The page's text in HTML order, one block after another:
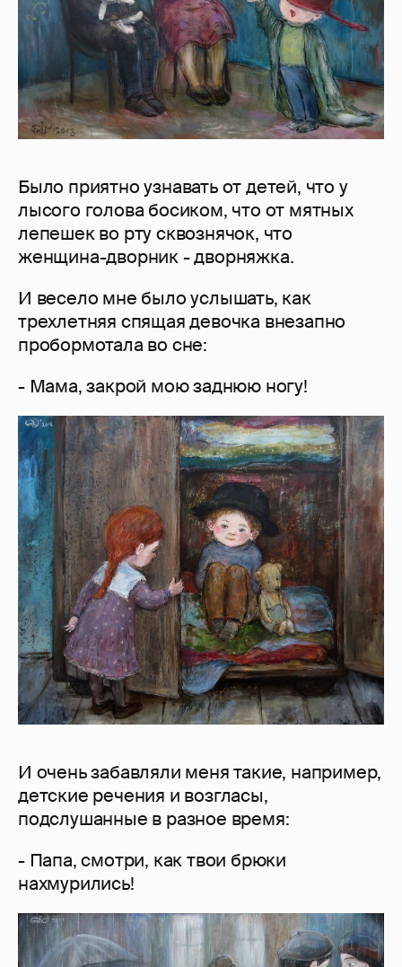
Было приятно узнавать от детей, что у
лысого голова босиком, что от мятных
лепешек во рту сквознячок, что
женщина-дворник - дворняжка.
И весело мне было услышать, как
трехлетняя спящая девочка внезапно
пробормотала во сне:
- Мама, закрой мою заднюю ногу!
И очень забавляли меня такие, например,
детские речения и возгласы,
подслушанные в разное время:
- Папа, смотри, как твои брюки
нахмурились!